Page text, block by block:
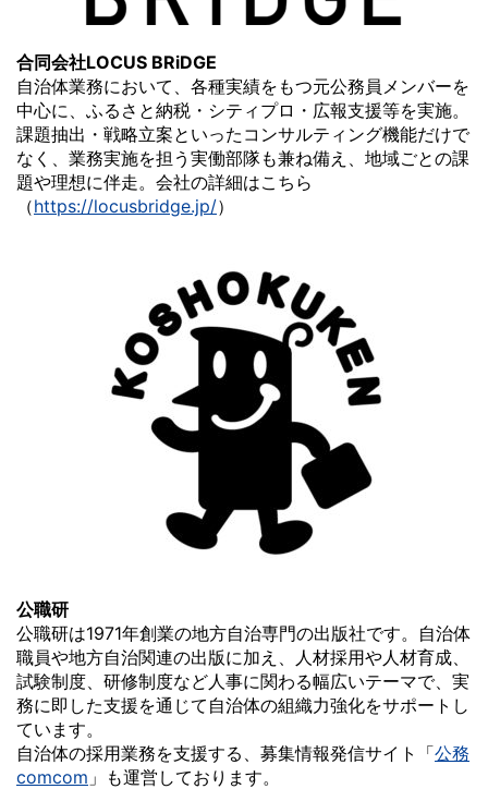
合同会社LOCUS BRiDGE
自治体業務において、各種実績をもつ元公務員メンバーを
中心に、ふるさと納税・シティプロ・広報支援等を実施。
課題抽出・戦略立案といったコンサルティング機能だけで
なく、業務実施を担う実働部隊も兼ね備え、地域ごとの課
題や理想に伴走。会社の詳細はこちら
（https://locusbridge.jp/）
公職研
公職研は1971年創業の地方自治専門の出版社です。自治体
職員や地方自治関連の出版に加え、人材採用や人材育成、
試験制度、研修制度など人事に関わる幅広いテーマで、実
務に即した支援を通じて自治体の組織力強化をサポートし
ています。
自治体の採用業務を支援する、募集情報発信サイト「公務
comcom 」も運営しております。